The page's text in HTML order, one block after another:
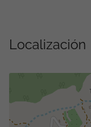
Localización